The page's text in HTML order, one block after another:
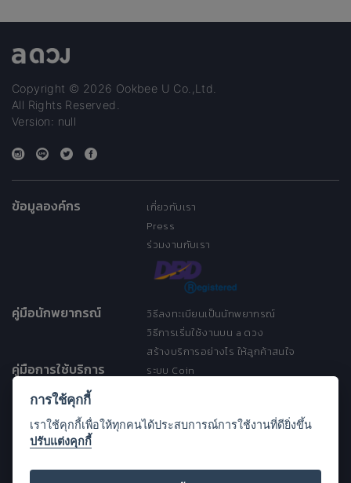
Copyright © 2026 Ookbee U Co.,Ltd.
All Rights Reserved.
Version: null
ข้อมูลองค์กร
เกี่ยวกับเรา
Press
ร่วมงานกับเรา
คู่มือนักพยากรณ์
วิธีลงทะเบียนเป็นนักพยากรณ์
วิธีการเริ่มใช้งานบน a ดวง
สร้างบริการอย่างไร ให้ลูกค้าสนใจ
คู่มือการใช้บริการ
ระบบ Coin
ประกาศการคุ้มครองข้อมูลส่วนบุคคล
การใช้คุกกี้
เราใช้คุกกี้เพื่อให้ทุกคนได้ประสบการณ์การใช้งานที่ดียิ่งขึ้น
ปรับแต่งคุกกี้